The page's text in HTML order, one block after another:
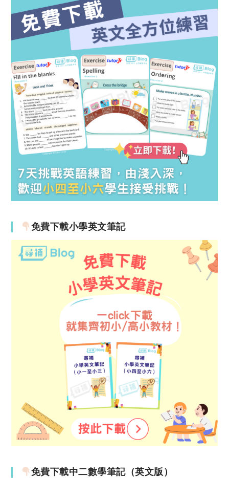
免費下載小學英文筆記
免費下載中二數學筆記（英文版）